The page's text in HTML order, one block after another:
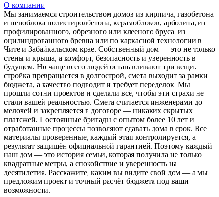
О компании
Мы занимаемся строительством домов из кирпича, газобетона
и пеноблока полистиролбетона, керамоблоков, арболита, из
профилированного, обрезного или клееного бруса, из
оцилиндрованного бревна или по каркасной технологии в
Чите и Забайкальском крае. Собственный дом — это не только
стены и крыша, а комфорт, безопасность и уверенность в
будущем. Но чаще всего людей останавливают три вещи:
стройка превращается в долгострой, смета выходит за рамки
бюджета, а качество подводит и требует переделок. Мы
прошли сотни проектов и сделали всё, чтобы эти страхи не
стали вашей реальностью. Смета считается инженерами до
мелочей и закрепляется в договоре — никаких скрытых
платежей. Постоянные бригады с опытом более 10 лет и
отработанные процессы позволяют сдавать дома в срок. Все
материалы проверенные, каждый этап контролируется, а
результат защищён официальной гарантией. Поэтому каждый
наш дом — это история семьи, которая получила не только
квадратные метры, а спокойствие и уверенность на
десятилетия. Расскажите, каким вы видите свой дом — а мы
предложим проект и точный расчёт бюджета под ваши
возможности.